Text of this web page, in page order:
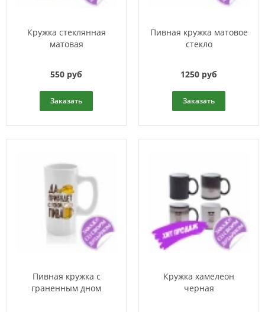
Кружка стеклянная
матовая
550 руб
Заказать
Пивная кружка матовое
стекло
1250 руб
Заказать
Пивная кружка с
граненным дном
Кружка хамелеон
черная